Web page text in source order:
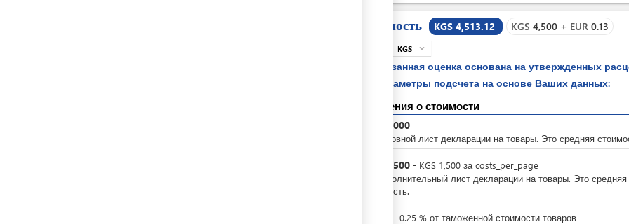
Стоимость KGS 4,513.12 KGS 4,500 + EUR 0.13
KGS expand_more
Указанная оценка основана на утвержденных
параметры подсчета на основе Ваших данных:
Сведения о стоимости
3,000
За основной лист декларации на товары. Это средняя
1,500 - KGS 1,500 за costs_per_page
За дополнительный лист декларации на товары. Это средняя
стоимость.
- 0.25 % от таможенной стоимости товаров